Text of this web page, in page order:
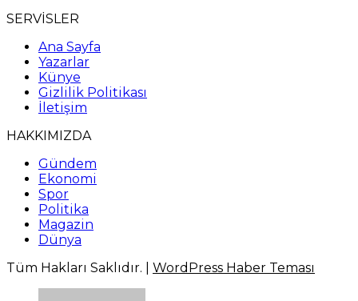
SERVİSLER
Ana Sayfa
Yazarlar
Künye
Gizlilik Politikası
İletişim
HAKKIMIZDA
Gündem
Ekonomi
Spor
Politika
Magazin
Dünya
Tüm Hakları Saklıdır. | WordPress Haber Teması